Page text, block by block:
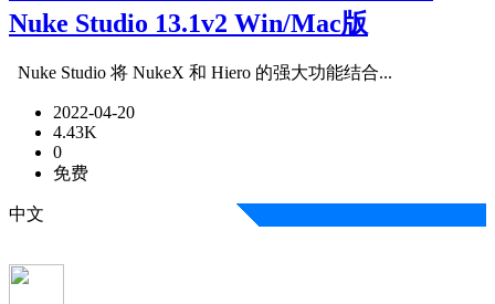
Nuke Studio 13.1v2 Win/Mac版
Nuke Studio 将 NukeX 和 Hiero 的强大功能结合...
2022-04-20
4.43K
0
免费
中文